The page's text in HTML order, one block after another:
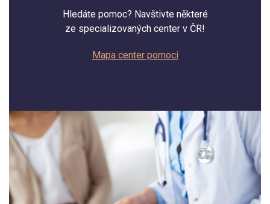
Hledáte pomoc? Navštivte některé
ze specializovaných center v ČR!
Mapa center pomoci